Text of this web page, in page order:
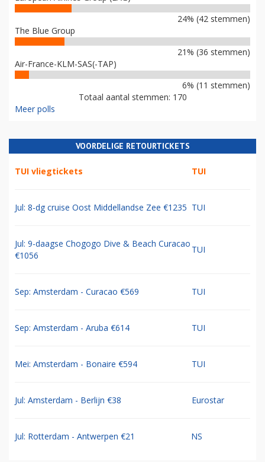
24% (42 stemmen)
The Blue Group
21% (36 stemmen)
Air-France-KLM-SAS(-TAP)
6% (11 stemmen)
Totaal aantal stemmen: 170
Meer polls
VOORDELIGE RETOURTICKETS
TUI vliegtickets TUI
Jul: 8-dg cruise Oost Middellandse Zee €1235 TUI
Jul: 9-daagse Chogogo Dive & Beach Curacao
€1056
TUI
Sep: Amsterdam - Curacao €569 TUI
Sep: Amsterdam - Aruba €614 TUI
Mei: Amsterdam - Bonaire €594 TUI
Jul: Amsterdam - Berlijn €38 Eurostar
Jul: Rotterdam - Antwerpen €21 NS